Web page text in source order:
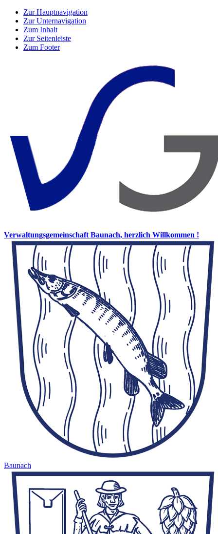
Zur Hauptnavigation
Zur Unternavigation
Zum Inhalt
Zur Seitenleiste
Zum Footer
Verwaltungsgemeinschaft Baunach, herzlich Willkommen !
Baunach